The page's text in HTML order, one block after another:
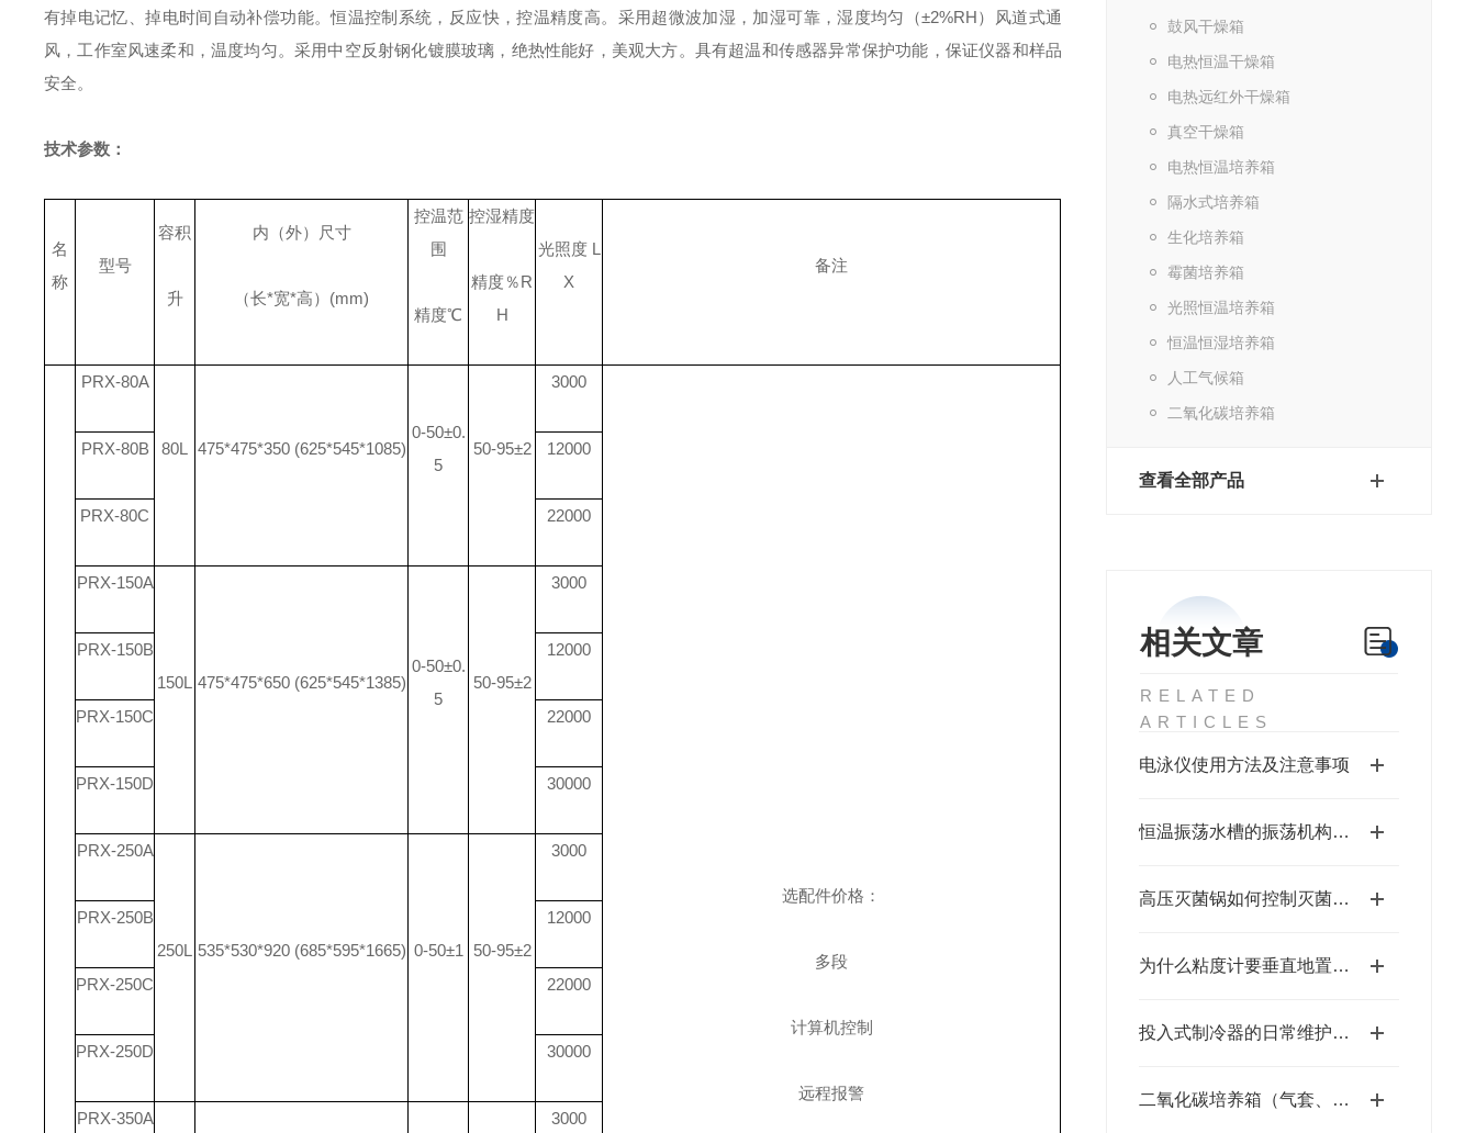
鼓风干燥箱
电热恒温干燥箱
电热远红外干燥箱
真空干燥箱
电热恒温培养箱
隔水式培养箱
生化培养箱
霉菌培养箱
光照恒温培养箱
恒温恒湿培养箱
人工气候箱
二氧化碳培养箱
查看全部产品
相关文章
RELATED
ARTICLES
电泳仪使用方法及注意事项
恒温振荡水槽的振荡机构原理与操作使用技术
高压灭菌锅如何控制灭菌时间？
为什么粘度计要垂直地置于恒温槽中?
投入式制冷器的日常维护要点：确保稳定运行的秘诀
二氧化碳培养箱（气套、水套）的区别
有掉电记忆、掉电时间自动补偿功能。恒温控制系统，反应快，控温精度高。 采用超微波加湿，加湿可靠，湿度均匀（±2%RH）
风道式通
风，工作室风速柔和，温度均匀。 采用中空反射钢化镀膜玻璃，绝热性能好，美观大方。 具有超温和传感器异常保护功能，保证仪器和样品
安全。
技术参数：
名
称
型号
容积
升
内（外）尺寸
（长*宽*高） (mm)
控温范
围
精度℃
控湿精度
精度％R
H
光照度L
X
备注
PRX-80A
80L 475*475*350 (625*545*1085)
0-50±0.
5
50-95±2
3000
选配件价格：
多段
计算机控制
远程报警
PRX-80B 12000
PRX-80C 22000
PRX-150A
150L 475*475*650 (625*545*1385)
0-50±0.
5
50-95±2
3000
PRX-150B 12000
PRX-150C 22000
PRX-150D 30000
PRX-250A
250L 535*530*920 (685*595*1665) 0-50±1 50-95±2
3000
PRX-250B 12000
PRX-250C 22000
PRX-250D 30000
PRX-350A 3000